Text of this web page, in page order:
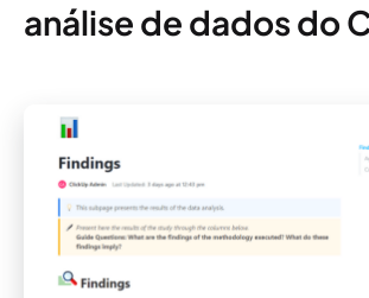
análise de dados do